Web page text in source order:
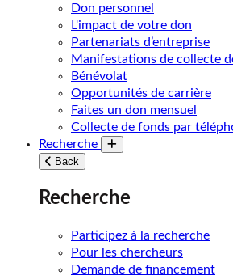
Don personnel
L'impact de votre don
Partenariats d’entreprise
Manifestations de collecte
Bénévolat
Opportunités de carrière
Faites un don mensuel
Collecte de fonds par
Recherche
Toggle submenu
Back
Recherche
Participez à la recherche
Pour les chercheurs
Demande de financement